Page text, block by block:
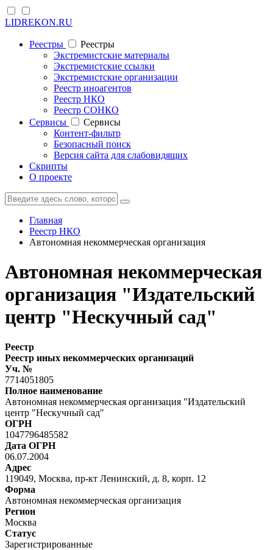
LIDREKON.RU
Реестры
Реестры
Экстремистские материалы
Экстремистские ссылки
Экстремистские организации
Реестр иноагентов
Реестр НКО
Реестр СОНКО
Cервисы
Cервисы
Контент-фильтр
Безопасный поиск
Версия сайта для слабовидящих
Скрипты
О проекте
Главная
Реестр НКО
Автономная некоммерческая организация
Автономная некоммерческая
организация "Издательский
центр "Нескучный сад"
Реестр
Реестр иных некоммерческих организаций
Уч. №
7714051805
Полное наименование
Автономная некоммерческая организация "Издательский
центр "Нескучный сад"
ОГРН
1047796485582
Дата ОГРН
06.07.2004
Адрес
119049, Москва, пр-кт Ленинский, д. 8, корп. 12
Форма
Автономная некоммерческая организация
Регион
Москва
Статус
Зарегистрированные